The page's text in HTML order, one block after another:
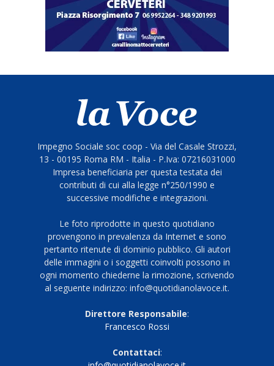
Impegno Sociale soc coop - Via del Casale Strozzi,
13 - 00195 Roma RM - Italia - P.Iva: 07216031000
Impresa beneficiaria per questa testata dei
contributi di cui alla legge n°250/1990 e
successive modifiche e integrazioni.
Le foto riprodotte in questo quotidiano
provengono in prevalenza da Internet e sono
pertanto ritenute di dominio pubblico. Gli autori
delle immagini o i soggetti coinvolti possono in
ogni momento chiederne la rimozione, scrivendo
al seguente indirizzo: info@quotidianolavoce.it.
Direttore Responsabile:
Francesco Rossi
Contattaci: